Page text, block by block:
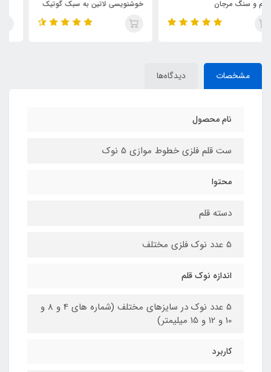
خوشنویسی لاتین به سبک گوتیک
مشخصات دیدگاه‌ها
نام محصول
ست قلم فلزی خطوط موازی 5 نوک
محتوا
دسته قلم
5 عدد نوک فلزی مختلف
اندازه نوک قلم
5 عدد نوک در سایزهای مختلف (شماره های 4 و 8 و
10 و 12 و 15 میلیمتر)
کاربرد